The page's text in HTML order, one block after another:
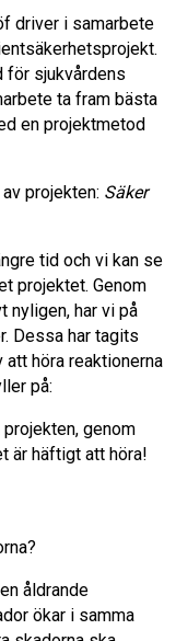
driver i samarbete
för sjukvårdens
ta fram bästa
en projektmetod
projekten: Säker
tid och vi kan se
projektet. Genom
nyligen, har vi på
Dessa har tagits
att höra reaktionerna
på:
genom
är häftigt att höra!
åldrande
ökar i samma